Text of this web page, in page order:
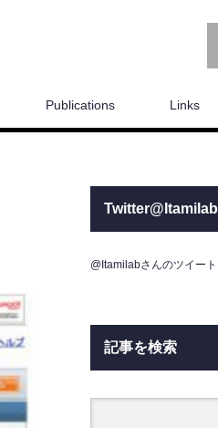
Publications Links
Twitter@Itamilab
@Itamilabさんのツイート
記事を検索